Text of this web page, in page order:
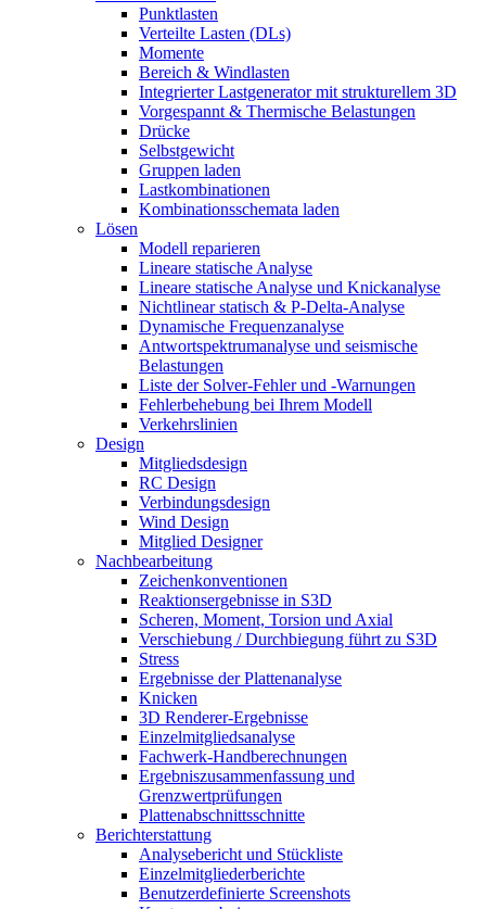
Punktlasten
Verteilte Lasten (DLs)
Momente
Bereich & Windlasten
Integrierter Lastgenerator mit strukturellem 3D
Vorgespannt & Thermische Belastungen
Drücke
Selbstgewicht
Gruppen laden
Lastkombinationen
Kombinationsschemata laden
Lösen
Modell reparieren
Lineare statische Analyse
Lineare statische Analyse und Knickanalyse
Nichtlinear statisch & P-Delta-Analyse
Dynamische Frequenzanalyse
Antwortspektrumanalyse und seismische
Belastungen
Liste der Solver-Fehler und -Warnungen
Fehlerbehebung bei Ihrem Modell
Verkehrslinien
Design
Mitgliedsdesign
RC Design
Verbindungsdesign
Wind Design
Mitglied Designer
Nachbearbeitung
Zeichenkonventionen
Reaktionsergebnisse in S3D
Scheren, Moment, Torsion und Axial
Verschiebung / Durchbiegung führt zu S3D
Stress
Ergebnisse der Plattenanalyse
Knicken
3D Renderer-Ergebnisse
Einzelmitgliedsanalyse
Fachwerk-Handberechnungen
Ergebniszusammenfassung und
Grenzwertprüfungen
Plattenabschnittsschnitte
Berichterstattung
Analysebericht und Stückliste
Einzelmitgliederberichte
Benutzerdefinierte Screenshots